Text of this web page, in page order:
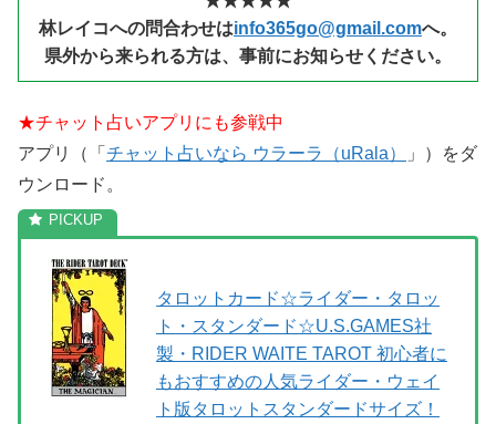
林レイコへの問合わせはinfo365go@gmail.comへ。
県外から来られる方は、事前にお知らせください。
★チャット占いアプリにも参戦中
アプリ（「 チャット占いなら ウラーラ（uRala）
」）をダ
ウンロード。
タロットカード☆ライダー・タロッ
ト・スタンダード☆U.S.GAMES社
製・RIDER WAITE TAROT 初心者に
もおすすめの人気ライダー・ウェイ
ト版タロットスタンダードサイズ！